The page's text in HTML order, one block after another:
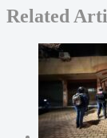
Related